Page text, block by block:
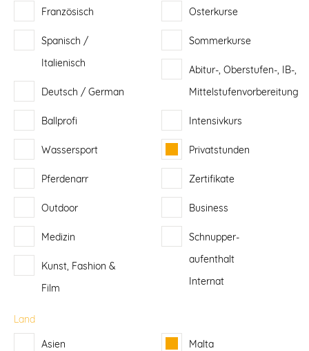
Französisch
Spanisch /
Italienisch
Deutsch / German
Ballprofi
Wassersport
Pferdenarr
Outdoor
Medizin
Kunst, Fashion &
Film
Osterkurse
Sommerkurse
Abitur-, Oberstufen-, IB-,
Mittelstufenvorbereitung
Intensivkurs
Privatstunden
Zertifikate
Business
Schnupper-
aufenthalt
Internat
Land
Asien
Malta